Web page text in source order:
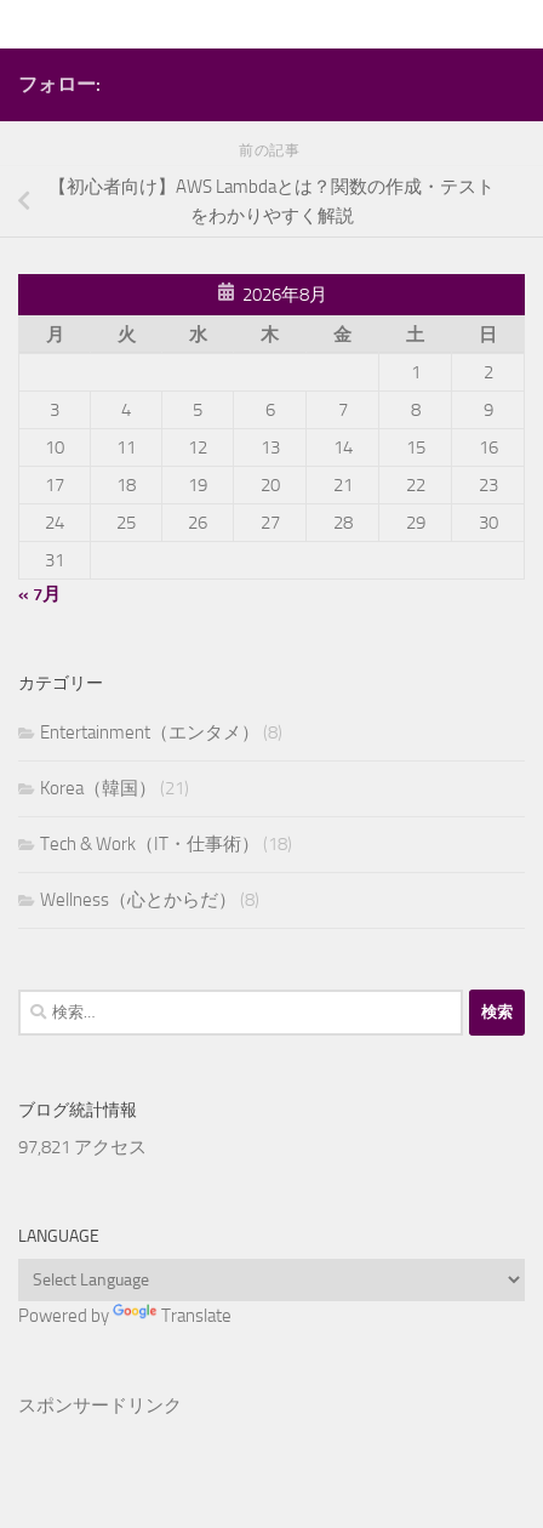
フォロー:
前の記事
【初心者向け】AWS Lambdaとは？関数の作成・テスト
をわかりやすく解説
2026年8月
月
火 水 木 金 土
日
1
2
3
4 5 6 7 8
9
10
11 12 13 14 15
16
17
18 19 20 21 22
23
24
25 26 27 28 29
30
31
« 7月
カテゴリー
Entertainment（エンタメ） (8)
Korea（韓国） (21)
Tech & Work（IT・仕事術） (18)
Wellness（心とからだ） (8)
検
索:
ブログ統計情報
97,821 アクセス
LANGUAGE
Powered by Translate
スポンサードリンク